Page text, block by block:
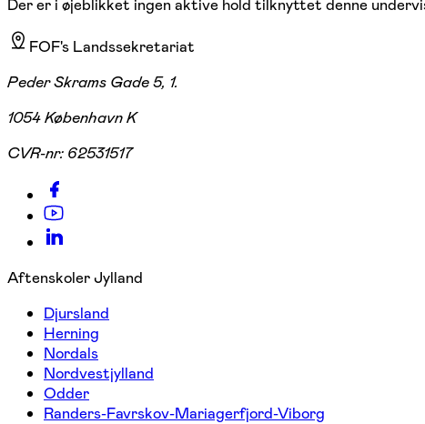
Der er i øjeblikket ingen aktive hold tilknyttet denne
FOF's Landssekretariat
Peder Skrams Gade 5, 1.
1054 København K
CVR-nr: 62531517
Aftenskoler Jylland
Djursland
Herning
Nordals
Nordvestjylland
Odder
Randers-Favrskov-Mariagerfjord-Viborg